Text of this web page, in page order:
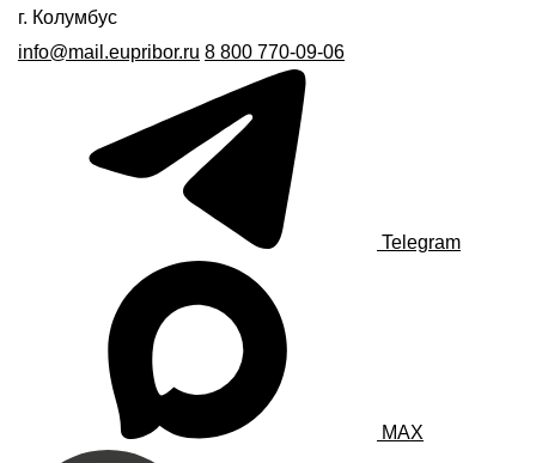
г. Колумбус
info@mail.eupribor.ru 8 800 770-09-06
Telegram
MAX